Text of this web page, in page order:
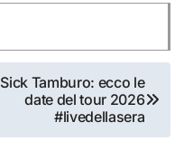
Sick Tamburo: ecco le
date del tour 2026
#livedellasera